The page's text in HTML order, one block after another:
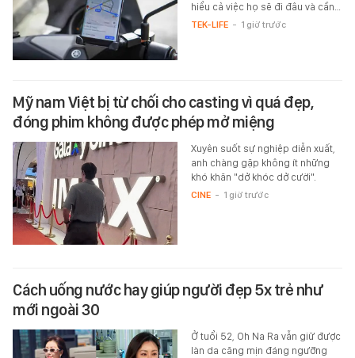
hiểu cả việc họ sẽ đi đâu và cần…
TEK-LIFE - 1 giờ trước
Mỹ nam Việt bị từ chối cho casting vì quá đẹp,
đóng phim không được phép mở miệng
Xuyên suốt sự nghiệp diễn xuất,
anh chàng gặp không ít những
khó khăn "dở khóc dở cười".
CINE - 1 giờ trước
Cách uống nước hay giúp người đẹp 5x trẻ như
mới ngoài 30
Ở tuổi 52, Oh Na Ra vẫn giữ được
làn da căng mịn đáng ngưỡng